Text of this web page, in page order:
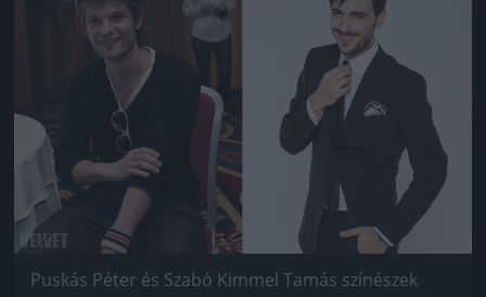
Puskás Péter és Szabó Kimmel Tamás színészek